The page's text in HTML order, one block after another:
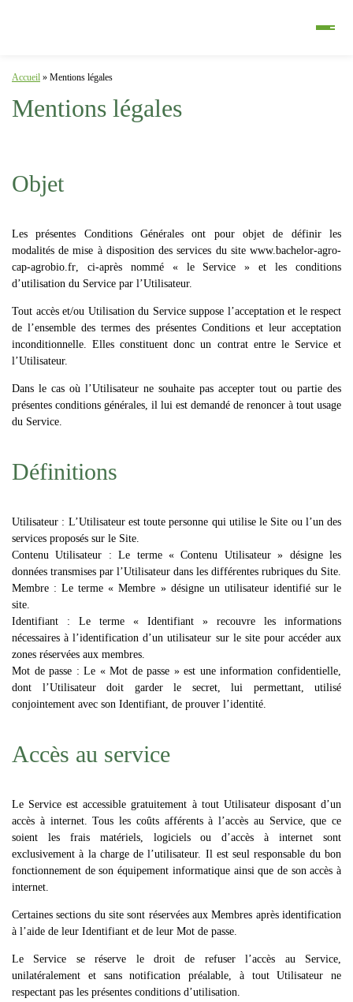
Accueil » Mentions légales
Mentions légales
Objet
Les présentes Conditions Générales ont pour objet de définir les
modalités de mise à disposition des services du site www.bachelor-agro-
cap-agrobio.fr , ci-après nommé « le Service » et les conditions
d’utilisation du Service par l’Utilisateur.
Tout accès et/ou Utilisation du Service suppose l’acceptation et le respect
de l’ensemble des termes des présentes Conditions et leur acceptation
inconditionnelle. Elles constituent donc un contrat entre le Service et
l’Utilisateur.
Dans le cas où l’Utilisateur ne souhaite pas accepter tout ou partie des
présentes conditions générales, il lui est demandé de renoncer à tout usage
du Service.
Définitions
Utilisateur : L’Utilisateur est toute personne qui utilise le Site ou l’un des
services proposés sur le Site.
Contenu Utilisateur : Le terme « Contenu Utilisateur » désigne les
données transmises par l’Utilisateur dans les différentes rubriques du Site.
Membre : Le terme « Membre » désigne un utilisateur identifié sur le
site.
Identifiant : Le terme « Identifiant » recouvre les informations
nécessaires à l’identification d’un utilisateur sur le site pour accéder aux
zones réservées aux membres.
Mot de passe : Le « Mot de passe » est une information confidentielle,
dont l’Utilisateur doit garder le secret, lui permettant, utilisé
conjointement avec son Identifiant, de prouver l’identité.
Accès au service
Le Service est accessible gratuitement à tout Utilisateur disposant d’un
accès à internet. Tous les coûts afférents à l’accès au Service, que ce
soient les frais matériels, logiciels ou d’accès à internet sont
exclusivement à la charge de l’utilisateur. Il est seul responsable du bon
fonctionnement de son équipement informatique ainsi que de son accès à
internet.
Certaines sections du site sont réservées aux Membres après identification
à l’aide de leur Identifiant et de leur Mot de passe.
Le Service se réserve le droit de refuser l’accès au Service,
unilatéralement et sans notification préalable, à tout Utilisateur ne
respectant pas les présentes conditions d’utilisation.